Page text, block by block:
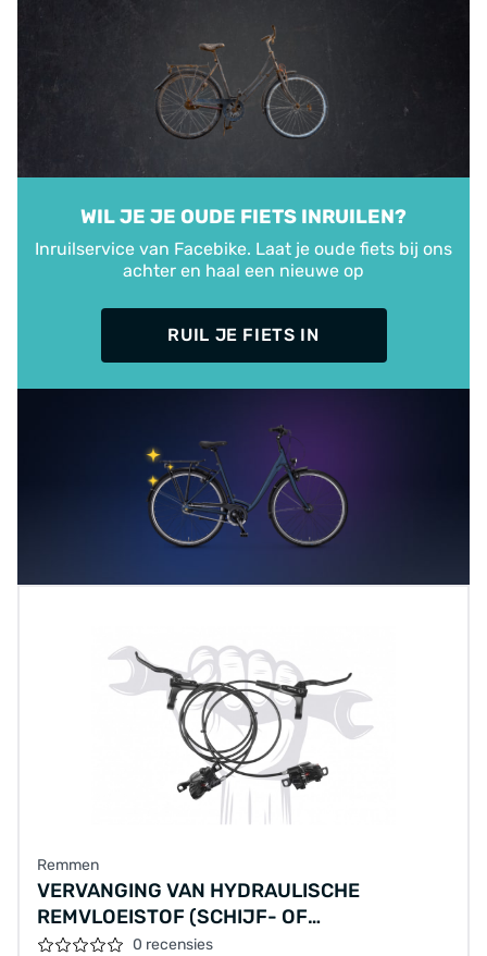
WIL JE JE OUDE FIETS INRUILEN?
Inruilservice van Facebike. Laat je oude fiets bij ons
achter en haal een nieuwe op
RUIL JE FIETS IN
Remmen
VERVANGING VAN HYDRAULISCHE
REMVLOEISTOF (SCHIJF- OF
VELGREMMEN) (ÉÉN REM), MATERIALEN
0 recensies